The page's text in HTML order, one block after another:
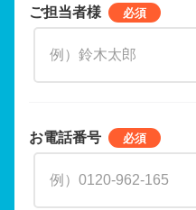
ご担当者様
お電話番号